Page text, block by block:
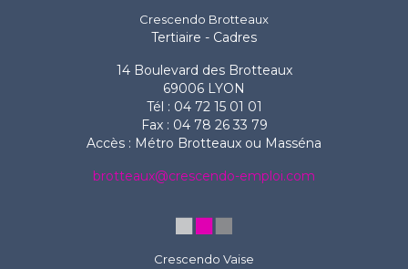
Crescendo Brotteaux
Tertiaire - Cadres
14 Boulevard des Brotteaux
69006 LYON
Tél : 04 72 15 01 01
Fax : 04 78 26 33 79
Accès : Métro Brotteaux ou Masséna
brotteaux@crescendo-emploi.com
Crescendo Vaise